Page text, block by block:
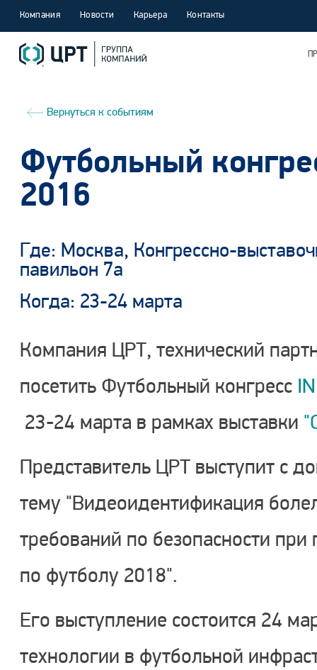
Компания Новости Карьера Контакты
Вернуться к событиям
Футбольный
2016
Где: Москва, Конгрессно-
павильон 7а
Когда: 23-24 марта
Компания ЦРТ, технический
посетить Футбольный конгрессIN
23-24 марта в рамках выставки
Представитель ЦРТ выступит с
тему "Видеоидентификация
требований по безопасности
по футболу 2018".
Его выступление состоится 24
технологии в футбольной